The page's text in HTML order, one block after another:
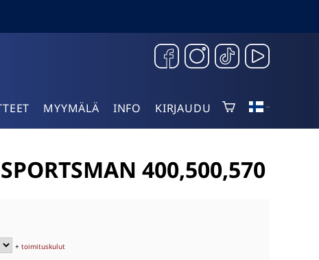
MYYMÄLÄ INFO KIRJAUDU
400,500,570
+toimituskulut